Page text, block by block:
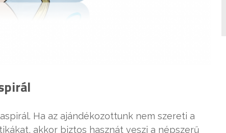
Ha az ajándékozottunk nem szereti a
akkor biztos hasznát veszi a népszerű